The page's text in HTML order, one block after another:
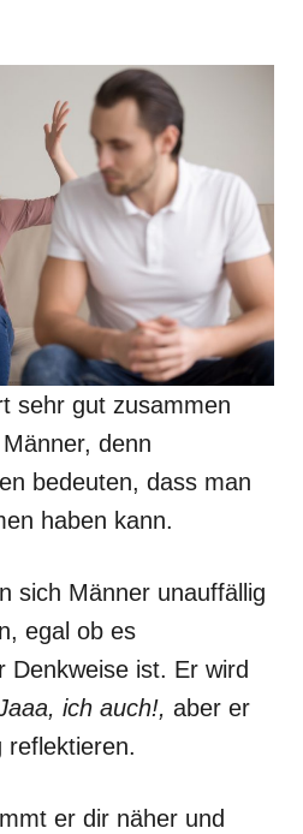
sehr gut zusammen
denn
bedeuten, dass man
haben kann.
sich Männer unauffällig
egal ob es
Denkweise ist. Er wird
ich auch!, aber er
reflektieren.
er dir näher und